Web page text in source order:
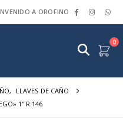
A OROFINO
0
,
LLAVES DE CAÑO
1″ R.146